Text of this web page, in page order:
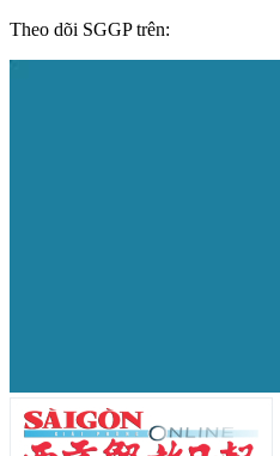
Theo dõi SGGP trên: